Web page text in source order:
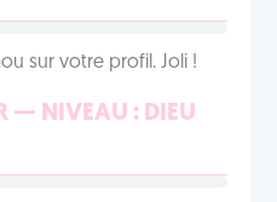
sur votre profil. Joli !
— NIVEAU : DIEU